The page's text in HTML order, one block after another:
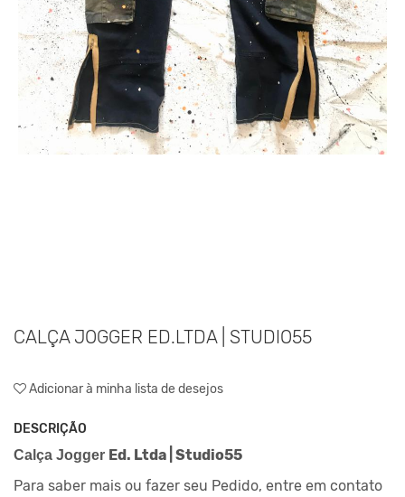
CALÇA JOGGER ED.LTDA | STUDIO55
Adicionar à minha lista de desejos
DESCRIÇÃO
Calça Jogger Ed. Ltda | Studio55
Para saber mais ou fazer seu Pedido, entre em contato